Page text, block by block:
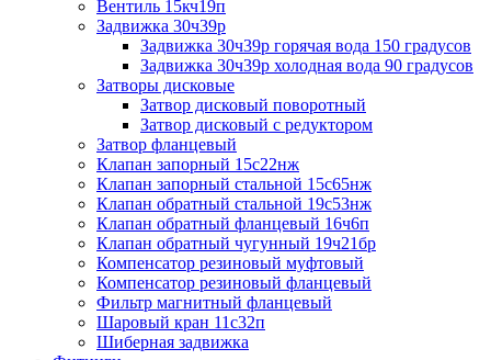
Вентиль 15кч19п
Задвижка 30ч39р
Задвижка 30ч39р горячая вода 150 градусов
Задвижка 30ч39р холодная вода 90 градусов
Затворы дисковые
Затвор дисковый поворотный
Затвор дисковый с редуктором
Затвор фланцевый
Клапан запорный 15с22нж
Клапан запорный стальной 15с65нж
Клапан обратный стальной 19с53нж
Клапан обратный фланцевый 16ч6п
Клапан обратный чугунный 19ч21бр
Компенсатор резиновый муфтовый
Компенсатор резиновый фланцевый
Фильтр магнитный фланцевый
Шаровый кран 11с32п
Шиберная задвижка